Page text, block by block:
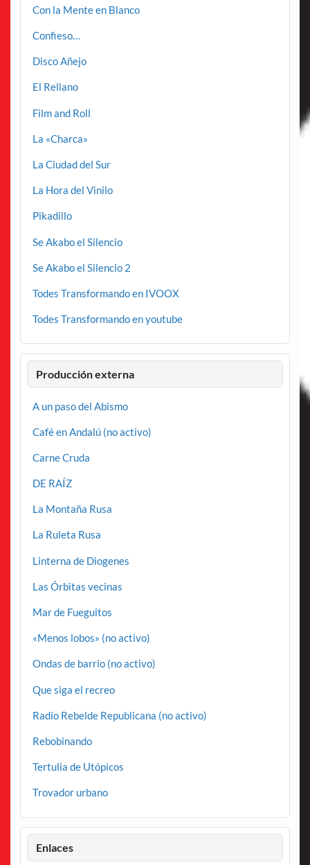
Con la Mente en Blanco
Confieso…
Disco Añejo
El Rellano
Film and Roll
La «Charca»
La Ciudad del Sur
La Hora del Vinilo
Pikadillo
Se Akabo el Silencio
Se Akabo el Silencio 2
Todes Transformando en IVOOX
Todes Transformando en youtube
Producción externa
A un paso del Abismo
Café en Andalú (no activo)
Carne Cruda
DE RAÍZ
La Montaña Rusa
La Ruleta Rusa
Linterna de Diogenes
Las Órbitas vecinas
Mar de Fueguitos
«Menos lobos» (no activo)
Ondas de barrio (no activo)
Que siga el recreo
Radio Rebelde Republicana (no activo)
Rebobinando
Tertulia de Utópicos
Trovador urbano
Enlaces